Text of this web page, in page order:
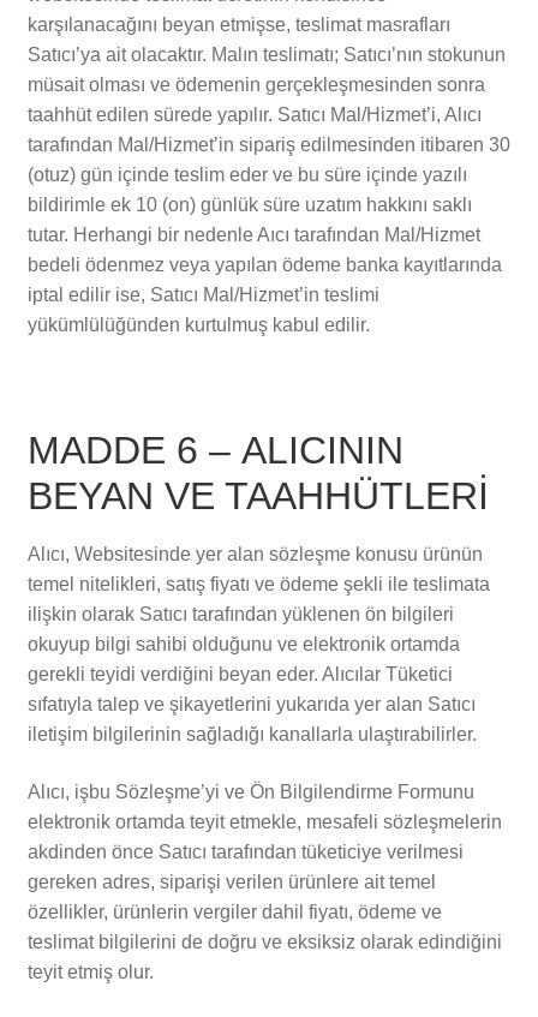
karşılanacağını beyan etmişse, teslimat masrafları
Satıcı’ya ait olacaktır. Malın teslimatı; Satıcı’nın stokunun
müsait olması ve ödemenin gerçekleşmesinden sonra
taahhüt edilen sürede yapılır. Satıcı Mal/Hizmet’i, Alıcı
tarafından Mal/Hizmet’in sipariş edilmesinden itibaren 30
(otuz) gün içinde teslim eder ve bu süre içinde yazılı
bildirimle ek 10 (on) günlük süre uzatım hakkını saklı
tutar. Herhangi bir nedenle Aıcı tarafından Mal/Hizmet
bedeli ödenmez veya yapılan ödeme banka kayıtlarında
iptal edilir ise, Satıcı Mal/Hizmet’in teslimi
yükümlülüğünden kurtulmuş kabul edilir.
MADDE 6 – ALICININ
BEYAN VE TAAHHÜTLERİ
Alıcı, Websitesinde yer alan sözleşme konusu ürünün
temel nitelikleri, satış fiyatı ve ödeme şekli ile teslimata
ilişkin olarak Satıcı tarafından yüklenen ön bilgileri
okuyup bilgi sahibi olduğunu ve elektronik ortamda
gerekli teyidi verdiğini beyan eder. Alıcılar Tüketici
sıfatıyla talep ve şikayetlerini yukarıda yer alan Satıcı
iletişim bilgilerinin sağladığı kanallarla ulaştırabilirler.
Alıcı, işbu Sözleşme’yi ve Ön Bilgilendirme Formunu
elektronik ortamda teyit etmekle, mesafeli sözleşmelerin
akdinden önce Satıcı tarafından tüketiciye verilmesi
gereken adres, siparişi verilen ürünlere ait temel
özellikler, ürünlerin vergiler dahil fiyatı, ödeme ve
teslimat bilgilerini de doğru ve eksiksiz olarak edindiğini
teyit etmiş olur.